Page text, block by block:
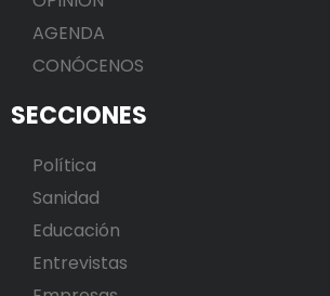
AGENDA
CONÓCENOS
SECCIONES
Política
Sanidad
Educación
Entrevistas